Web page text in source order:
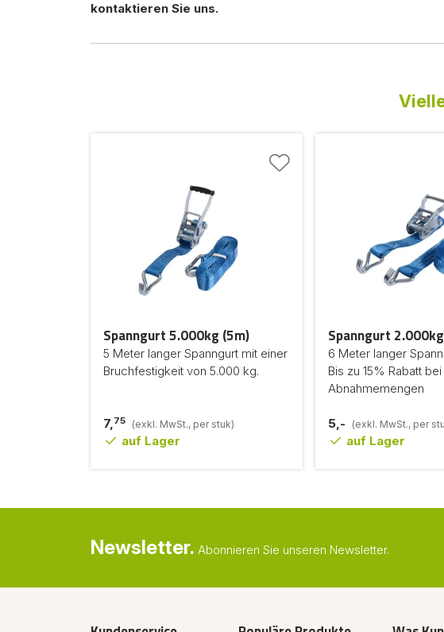
kontaktieren Sie uns.
Spanngurt 5.000kg (5m)
5 Meter langer Spanngurt mit einer
Bruchfestigkeit von 5.000 kg.
7,75 (exkl. MwSt., per stuk)
auf Lager
Spanngurt
6 Meter langer
Bis zu 15% Rabatt
Abnahmemengen
5,- (exkl. MwSt., per
auf Lager
Newsletter. Abonnieren Sie unseren Newsletter.